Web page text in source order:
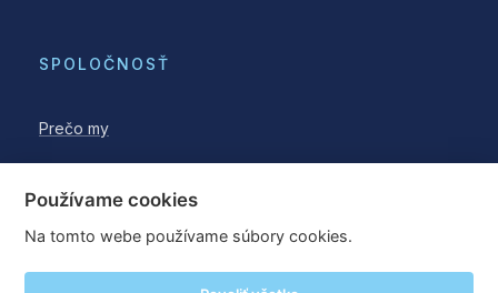
SPOLOČNOSŤ
Prečo my
Používame cookies
Na tomto webe používame súbory cookies.